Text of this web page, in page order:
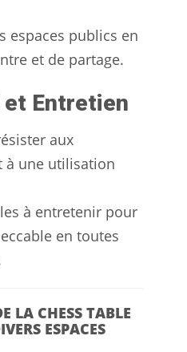
espaces publics en
et de partage.
Entretien
aux
à une utilisation
à entretenir pour
en toutes
LA CHESS TABLE
ESPACES